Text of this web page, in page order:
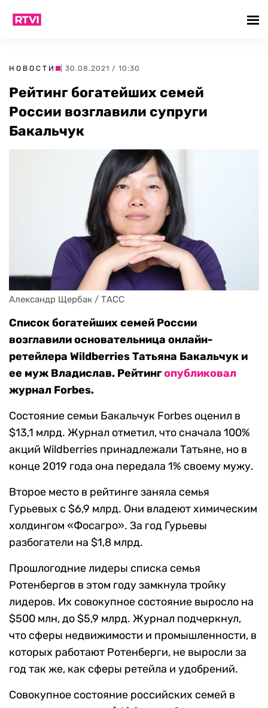
НОВОСТИ | 30.08.2021 / 10:30
Рейтинг богатейших семей
России возглавили супруги
Бакальчук
Александр Щербак / ТАСС
Список богатейших семей России
возглавили основательница онлайн-
ретейлера Wildberries Татьяна Бакальчук и
ее муж Владислав. Рейтингопубликовал
журнал Forbes.
Состояние семьи Бакальчук Forbes оценил в
$13,1 млрд. Журнал отметил, что сначала 100%
акций Wildberries принадлежали Татьяне, но в
конце 2019 года она передала 1% своему мужу.
Второе место в рейтинге заняла семья
Гурьевых с $6,9 млрд. Они владеют химическим
холдингом «Фосагро». За год Гурьевы
разбогатели на $1,8 млрд.
Прошлогодние лидеры списка семья
Ротенбергов в этом году замкнула тройку
лидеров. Их совокупное состояние выросло на
$500 млн, до $5,9 млрд. Журнал подчеркнул,
что сферы недвижимости и промышленности, в
которых работают Ротенберги, не выросли за
год так же, как сферы ретейла и удобрений.
Совокупное состояние российских семей в